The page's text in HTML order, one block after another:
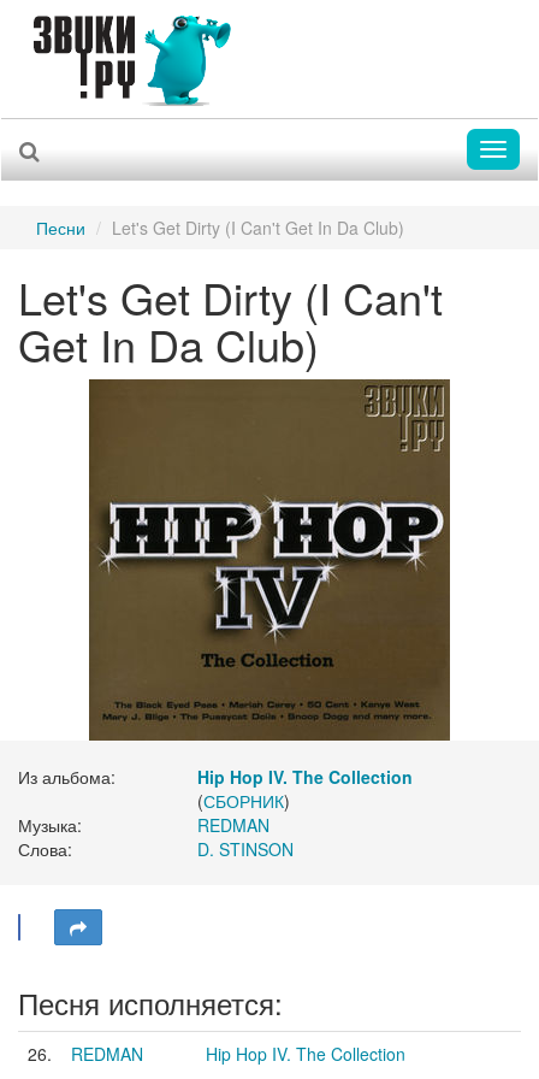
Песни Let's Get Dirty (I Can't Get In Da Club)
Let's Get Dirty (I Can't
Get In Da Club)
Из альбома:
Hip Hop IV. The Collection
(СБОРНИК)
Музыка:
REDMAN
Слова:
D. STINSON
Песня исполняется:
26. REDMAN Hip Hop IV. The Collection